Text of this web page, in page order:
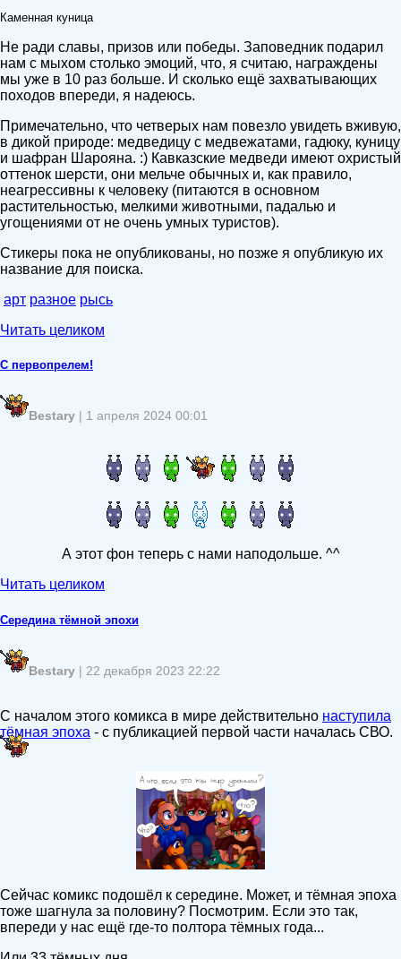
Каменная куница
Не ради славы, призов или победы. Заповедник подарил
нам с мыхом столько эмоций, что, я считаю, награждены
мы уже в 10 раз больше. И сколько ещё захватывающих
походов впереди, я надеюсь.
Примечательно, что четверых нам повезло увидеть вживую,
в дикой природе: медведицу с медвежатами, гадюку, куницу
и шафран Шарояна. :) Кавказские медведи имеют охристый
оттенок шерсти, они мельче обычных и, как правило,
неагрессивны к человеку (питаются в основном
растительностью, мелкими животными, падалью и
угощениями от не очень умных туристов).
Стикеры пока не опубликованы, но позже я опубликую их
название для поиска.
арт разное рысь
Читать целиком
С первопрелем!
Bestary | 1 апреля 2024 00:01
А этот фон теперь с нами наподольше. ^^
Читать целиком
Середина тёмной эпохи
Bestary | 22 декабря 2023 22:22
С началом этого комикса в мире действительно наступила
тёмная эпоха - с публикацией первой части началась СВО.
Сейчас комикс подошёл к середине. Может, и тёмная эпоха
тоже шагнула за половину? Посмотрим. Если это так,
впереди у нас ещё где-то полтора тёмных года...